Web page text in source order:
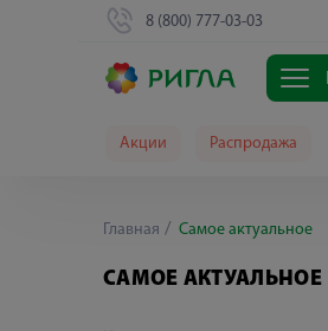
8 (800) 777-03-03
Акции Распродажа
Главная Самое актуальное
САМОЕ АКТУАЛЬНОЕ